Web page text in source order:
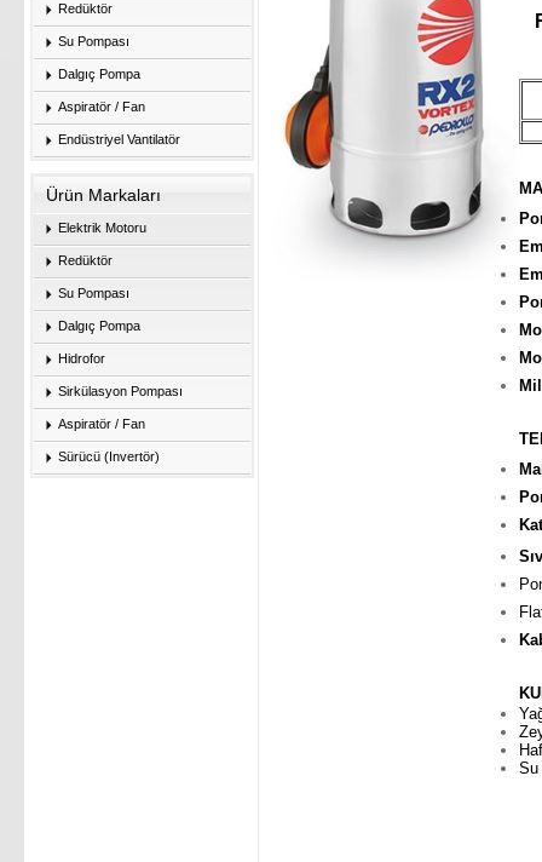
Redüktör
Su Pompası
Dalgıç Pompa
Aspiratör / Fan
Endüstriyel Vantilatör
Ürün Markaları
Elektrik Motoru
Redüktör
Su Pompası
Dalgıç Pompa
Hidrofor
Sirkülasyon Pompası
Aspiratör / Fan
Sürücü (Invertör)
Su